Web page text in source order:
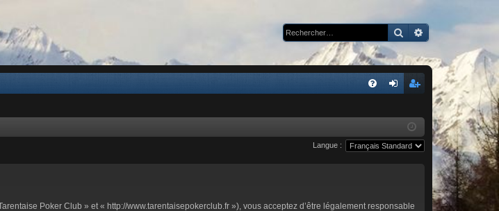
Rechercher
Recherche
xi
cri
pti
Langue :
Poker Club » et « http://www.tarentaisepokerclub.fr »), vous acceptez d’être légalement responsable